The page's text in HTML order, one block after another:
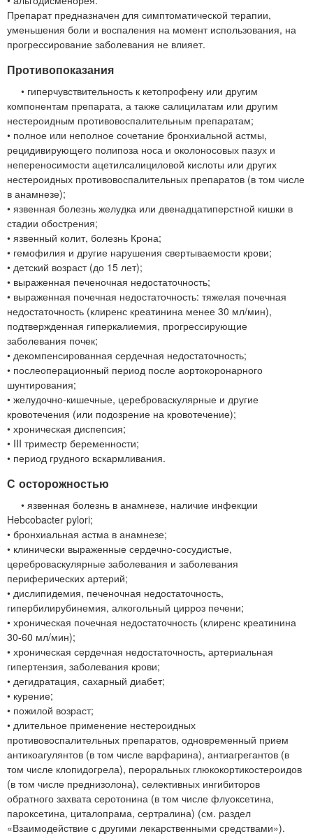
Препарат предназначен для симптоматической терапии,
уменьшения боли и воспаления на момент использования, на
прогрессирование заболевания не влияет.
Противопоказания
• гиперчувствительность к кетопрофену или другим
компонентам препарата, а также салицилатам или другим
нестероидным противовоспалительным препаратам;
• полное или неполное сочетание бронхиальной астмы,
рецидивирующего полипоза носа и околоносовых пазух и
непереносимости ацетилсалициловой кислоты или других
нестероидных противовоспалительных препаратов (в том числе
в анамнезе);
• язвенная болезнь желудка или двенадцатиперстной кишки в
стадии обострения;
• язвенный колит, болезнь Крона;
• гемофилия и другие нарушения свертываемости крови;
• детский возраст (до 15 лет);
• выраженная печеночная недостаточность;
• выраженная почечная недостаточность: тяжелая почечная
недостаточность (клиренс креатинина менее 30 мл/мин),
подтвержденная гиперкалиемия, прогрессирующие
заболевания почек;
• декомпенсированная сердечная недостаточность;
• послеоперационный период после аортокоронарного
шунтирования;
• желудочно-кишечные, цереброваскулярные и другие
кровотечения (или подозрение на кровотечение);
• хроническая диспепсия;
• III триместр беременности;
• период грудного вскармливания.
С осторожностью
• язвенная болезнь в анамнезе, наличие инфекции
Hebcobacter pylori;
• бронхиальная астма в анамнезе;
• клинически выраженные сердечно-сосудистые,
цереброваскулярные заболевания и заболевания
периферических артерий;
• дислипидемия, печеночная недостаточность,
гипербилирубинемия, алкогольный цирроз печени;
• хроническая почечная недостаточность (клиренс креатинина
30-60 мл/мин);
• хроническая сердечная недостаточность, артериальная
гипертензия, заболевания крови;
• дегидратация, сахарный диабет;
• курение;
• пожилой возраст;
• длительное применение нестероидных
противовоспалительных препаратов, одновременный прием
антикоагулянтов (в том числе варфарина), антиагрегантов (в
том числе клопидогрела), пероральных глюкокортикостероидов
(в том числе преднизолона), селективных ингибиторов
обратного захвата серотонина (в том числе флуоксетина,
пароксетина, циталопрама, сертралина) (см. раздел
«Взаимодействие с другими лекарственными средствами»).